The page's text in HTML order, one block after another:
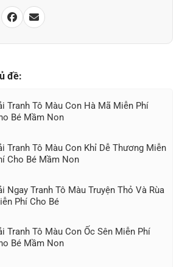
đề:
Tranh Tô Màu Con Hà Mã Miễn Phí
Bé Mầm Non
Tranh Tô Màu Con Khỉ Dễ Thương Miễn
Cho Bé Mầm Non
Ngay Tranh Tô Màu Truyện Thỏ Và Rùa
Phí Cho Bé
Tranh Tô Màu Con Ốc Sên Miễn Phí
Bé Mầm Non